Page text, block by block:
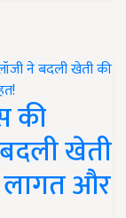
की
खेती
लागत और